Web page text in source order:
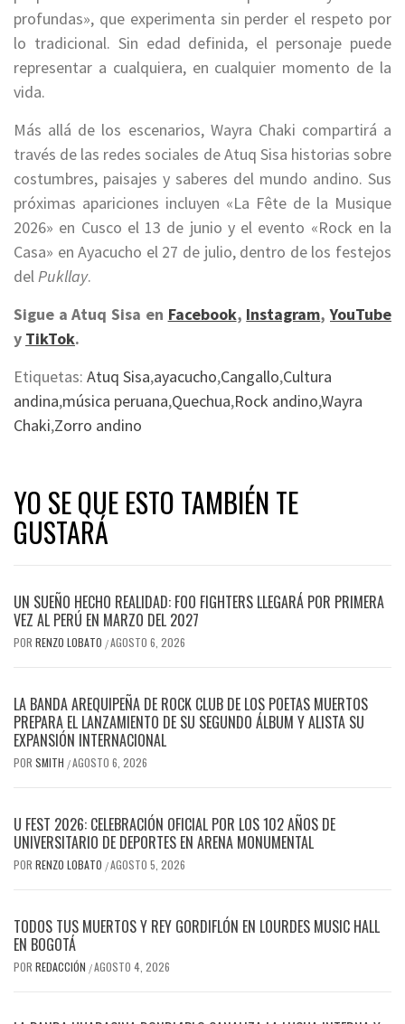
profundas», que experimenta sin perder el respeto por
lo tradicional. Sin edad definida, el personaje puede
representar a cualquiera, en cualquier momento de la
vida.
Más allá de los escenarios, Wayra Chaki compartirá a
través de las redes sociales de Atuq Sisa historias sobre
costumbres, paisajes y saberes del mundo andino. Sus
próximas apariciones incluyen «La Fête de la Musique
2026» en Cusco el 13 de junio y el evento «Rock en la
Casa» en Ayacucho el 27 de julio, dentro de los festejos
delPukllay.
Sigue a Atuq Sisa en Facebook, Instagram,YouTube
y TikTok.
Etiquetas: Atuq Sisa,ayacucho,Cangallo,Cultura
andina,música peruana,Quechua,Rock andino,Wayra
Chaki,Zorro andino
YO SE QUE ESTO TAMBIÉN TE
GUSTARÁ
UN SUEÑO HECHO REALIDAD: FOO FIGHTERS LLEGARÁ POR PRIMERA
VEZ AL PERÚ EN MARZO DEL 2027
POR RENZO LOBATO /AGOSTO 6, 2026
LA BANDA AREQUIPEÑA DE ROCK CLUB DE LOS POETAS MUERTOS
PREPARA EL LANZAMIENTO DE SU SEGUNDO ÁLBUM Y ALISTA SU
EXPANSIÓN INTERNACIONAL
POR SMITH /AGOSTO 6, 2026
U FEST 2026: CELEBRACIÓN OFICIAL POR LOS 102 AÑOS DE
UNIVERSITARIO DE DEPORTES EN ARENA MONUMENTAL
POR RENZO LOBATO /AGOSTO 5, 2026
TODOS TUS MUERTOS Y REY GORDIFLÓN EN LOURDES MUSIC HALL
EN BOGOTÁ
POR REDACCIÓN /AGOSTO 4, 2026